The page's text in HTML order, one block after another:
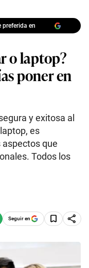
preferida en
o laptop?
poner en
y exitosa al
es
que
Todos los
Seguir en